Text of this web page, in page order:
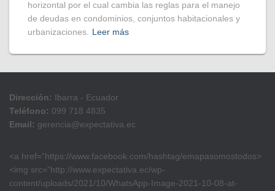
horizontal por el cual cambia las reglas para el manejo
de deudas en condominios, conjuntos habitacionales y
urbanizaciones. Leer más
Dirección: Ibarra - Ecuador
Teléfono: 099 718 4835
Email: gerencia@expectativa.ec
<a href=”https://www.facebook.com/hashtag/emapasomostodos>
<img src=”http://www.expectativa.ec/wp-
content/uploads/2021/10/WhatsApp-Image-2021-10-08-at-